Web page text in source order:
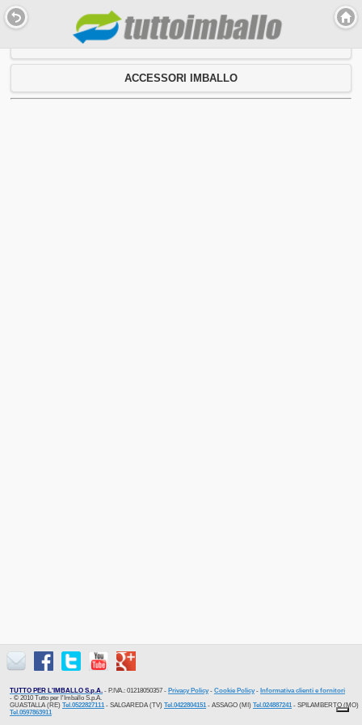
ACCESSORI IMBALLO
TUTTO PER L'IMBALLO S.p.A. - P.IVA.: 01218050357 - Privacy Policy- Cookie Policy- Informativa clienti e fornitori
- © 2010 Tutto per l'Imballo S.p.A.
GUASTALLA (RE) Tel.0522827111 - SALGAREDA (TV) Tel.0422804151 - ASSAGO (MI) Tel.024887241 - SPILAMBERTO (MO)
Tel.0597863911